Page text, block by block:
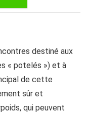
destiné aux
« potelés ») et à
de cette
sûr et
qui peuvent